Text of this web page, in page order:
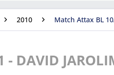
2010 Match Attax BL
DAVID